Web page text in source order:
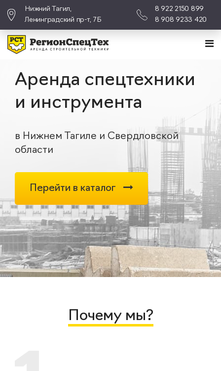
Нижний Тагил,
Ленинградский пр-т, 7Б
8 922 2150 899
8 908 9233 420
Аренда спецтехники
и инструмента
в Нижнем Тагиле и Свердловской
области
Перейти в каталог
Почему мы?